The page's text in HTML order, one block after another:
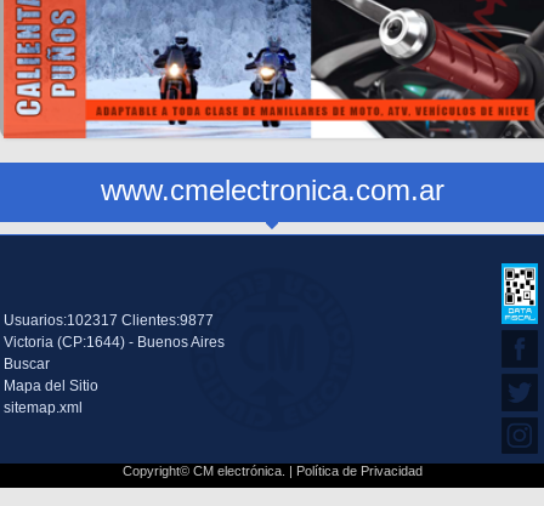
www.cmelectronica.com.ar
Usuarios:102317 Clientes:9877
Victoria (CP:1644) - Buenos Aires
Buscar
Mapa del Sitio
sitemap.xml
Copyright© CM electrónica. | Política de Privacidad